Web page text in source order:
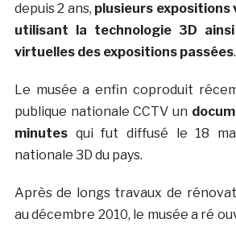
depuis 2 ans, plusieurs expositions
utilisant la technologie 3D
virtuelles des expositions passées.
Le musée a enfin coproduit
publique nationale CCTV un
minutesqui fut diffusé le 18
nationale 3D du pays.
Après de longs travaux de
au décembre 2010, le musée a ré